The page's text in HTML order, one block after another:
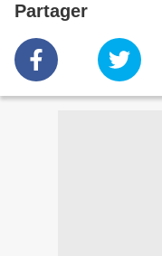
Partager